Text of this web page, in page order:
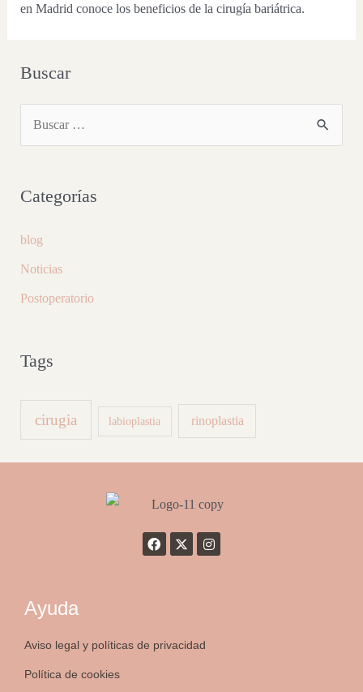
en Madrid conoce los beneficios de la cirugía bariátrica.
Buscar
Categorías
blog
Noticias
Postoperatorio
Tags
cirugia labioplastia rinoplastia
Ayuda
Aviso legal y políticas de privacidad
Política de cookies